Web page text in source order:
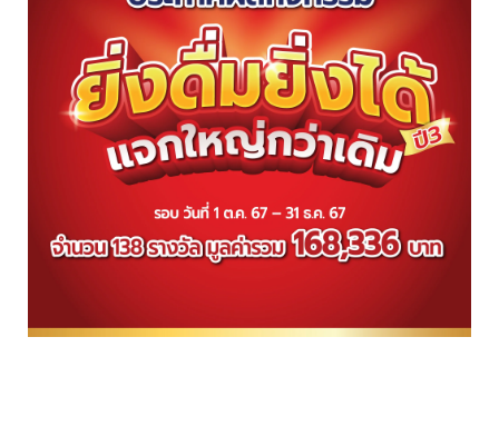
revamp
v2
เปลี่ยนโหมดหน้าจอ